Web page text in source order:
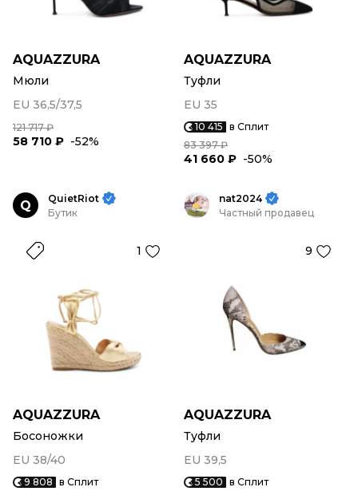
AQUAZZURA
Мюли
EU 36,5/37,5
121 717 ₽
58 710 ₽ -52%
AQUAZZURA
Туфли
EU 35
10 415 в Сплит
83 397 ₽
41 660 ₽ -50%
Q
QuietRiot
Бутик
1
AQUAZZURA
Босоножки
EU 38/40
9 808 в Сплит
nat2024
Частный продавец
9
AQUAZZURA
Туфли
EU 39,5
5 500 в Сплит